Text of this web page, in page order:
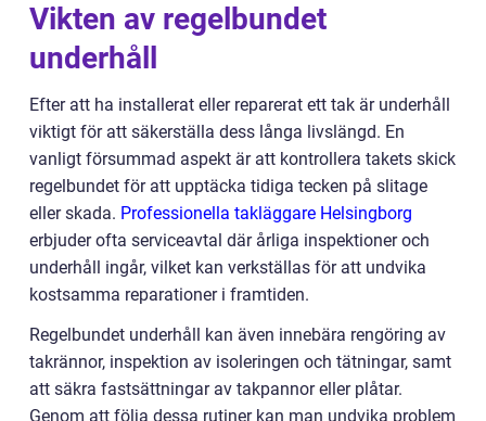
Vikten av regelbundet
underhåll
Efter att ha installerat eller reparerat ett tak är underhåll
viktigt för att säkerställa dess långa livslängd. En
vanligt försummad aspekt är att kontrollera takets skick
regelbundet för att upptäcka tidiga tecken på slitage
eller skada. Professionella takläggare Helsingborg
erbjuder ofta serviceavtal där årliga inspektioner och
underhåll ingår, vilket kan verkställas för att undvika
kostsamma reparationer i framtiden.
Regelbundet underhåll kan även innebära rengöring av
takrännor, inspektion av isoleringen och tätningar, samt
att säkra fastsättningar av takpannor eller plåtar.
Genom att följa dessa rutiner kan man undvika problem